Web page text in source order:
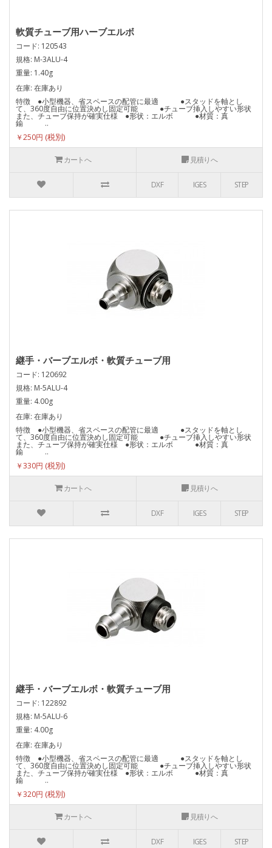
軟質チューブ用ハーブエルボ
コード: 120543
規格: M-3ALU-4
重量: 1.40g
在庫: 在庫あり
特徴 ●小型機器、省スペースの配管に最適 ●スタッドを軸とし
て、360度自由に位置決めし固定可能 ●チューブ挿入しやすい形状
また、チューブ保持が確実仕様 ●形状：エルボ ●材質：真
鍮 ..
￥250円
カートへ 見積りへ
DXF IGES STEP
継手・バーブエルボ・軟質チューブ用
コード: 120692
規格: M-5ALU-4
重量: 4.00g
在庫: 在庫あり
特徴 ●小型機器、省スペースの配管に最適 ●スタッドを軸とし
て、360度自由に位置決めし固定可能 ●チューブ挿入しやすい形状
また、チューブ保持が確実仕様 ●形状：エルボ ●材質：真
鍮 ..
￥330円
カートへ 見積りへ
DXF IGES STEP
継手・バーブエルボ・軟質チューブ用
コード: 122892
規格: M-5ALU-6
重量: 4.00g
在庫: 在庫あり
特徴 ●小型機器、省スペースの配管に最適 ●スタッドを軸とし
て、360度自由に位置決めし固定可能 ●チューブ挿入しやすい形状
また、チューブ保持が確実仕様 ●形状：エルボ ●材質：真
鍮 ..
￥320円
カートへ 見積りへ
DXF IGES STEP